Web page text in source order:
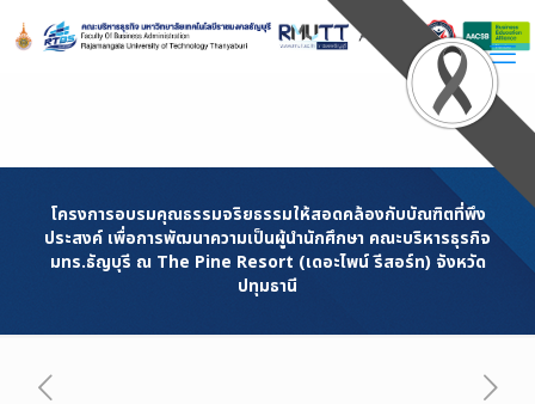
Content
โครงการอบรมคุณธรรมจริยธรรมให้สอดคล้องกับบัณฑิตที่พึง
ประสงค์ เพื่อการพัฒนาความเป็นผู้นำนักศึกษา คณะบริหารธุรกิจ
มทร.ธัญบุรี ณ The Pine Resort (เดอะไพน์ รีสอร์ท) จังหวัด
ปทุมธานี